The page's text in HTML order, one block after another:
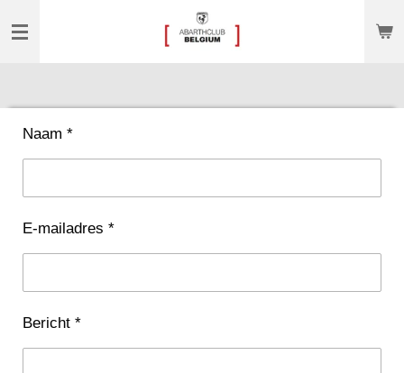
Ga
direct
Naam *
E-mailadres *
Bericht *